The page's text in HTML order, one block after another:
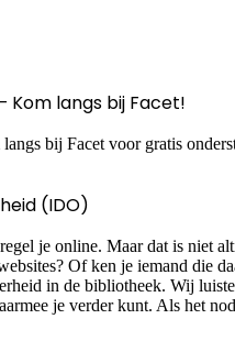
Kom langs bij Facet!
bij Facet voor gratis
(IDO)
je online. Maar dat is niet
Of ken je iemand die
in de bibliotheek. Wij
je verder kunt. Als het